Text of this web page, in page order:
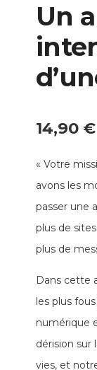
Un
14,90 €
« Votre
avons les
passer une
plus de
plus de
Dans cette
les plus
numérique
dérision sur
vies, et